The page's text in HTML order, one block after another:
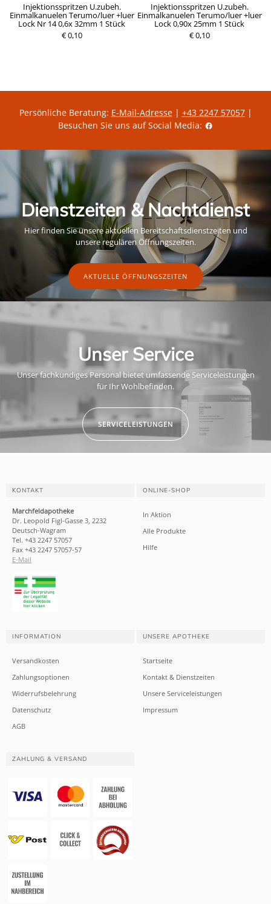
Injektionsspritzen U.zubeh.
Einmalkanuelen Terumo/luer +luer
Lock Nr 14 0,6x 32mm 1 Stück
€ 0,10
Injektionsspritzen U.zubeh.
Einmalkanuelen Terumo/luer +luer
Lock 0,90x 25mm 1 Stück
€ 0,10
e
P
e
g
l
i
A
n
s
p
r
e
i
Persönliche Beratung: E-Mail-Adresse| +43 2247 57057|
Besuchen Sie uns auf Social Media:
Dienstzeiten & Nachtdienst
Hier finden Sie unsere aktuellen Bereitschaftsdienstzeiten und
unsere regulären Öffnungszeiten.
AKTUELLE ÖFFNUNGSZEITEN
Unser Service
Unser fachkundiges Personal bietet umfassende Serviceleistungen
für Ihr Wohlbefinden.
SERVICELEISTUNGEN
KONTAKT
Marchfeldapotheke
Dr. Leopold Figl-Gasse 3, 2232
Deutsch-Wagram
Tel. +43 2247 57057
Fax +43 2247 57057-57
E-Mail
ONLINE-SHOP
In Aktion
Alle Produkte
Hilfe
INFORMATION
Versandkosten
Zahlungsoptionen
Widerrufsbelehrung
Datenschutz
AGB
UNSERE APOTHEKE
Startseite
Kontakt & Dienstzeiten
Unsere Serviceleistungen
Impressum
ZAHLUNG & VERSAND